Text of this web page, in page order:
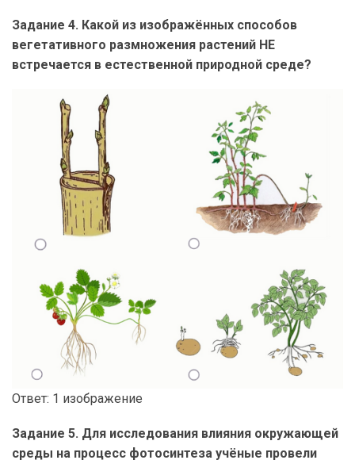
Задание 4. Какой из изображённых способов
вегетативного размножения растений НЕ
встречается в естественной природной среде?
Ответ: 1 изображение
Задание 5. Для исследования влияния окружающей
среды на процесс фотосинтеза учёные провели